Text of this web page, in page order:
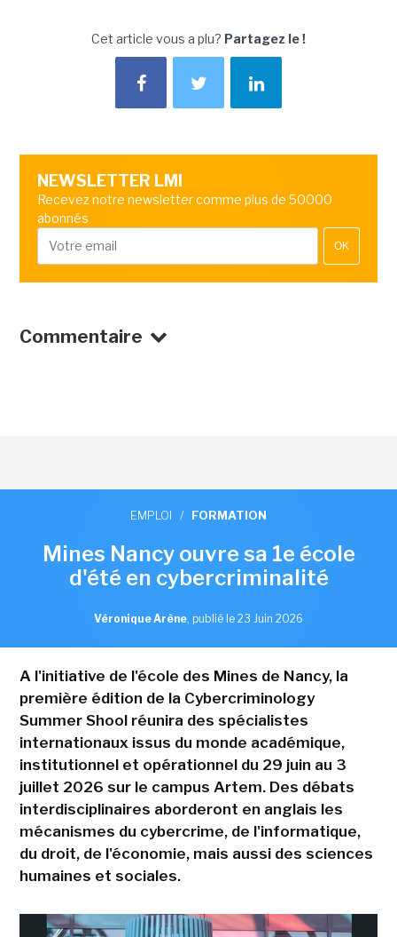
Cet article vous a plu? Partagez le !
NEWSLETTER LMI
Recevez notre newsletter comme plus de 50000
abonnés
OK
Commentaire
EMPLOI / FORMATION
Mines Nancy ouvre sa 1e école
d'été en cybercriminalité
Véronique Arène, publié le 23 Juin 2026
A l'initiative de l'école des Mines de Nancy, la
première édition de la Cybercriminology
Summer Shool réunira des spécialistes
internationaux issus du monde académique,
institutionnel et opérationnel du 29 juin au 3
juillet 2026 sur le campus Artem. Des débats
interdisciplinaires aborderont en anglais les
mécanismes du cybercrime, de l'informatique,
du droit, de l'économie, mais aussi des sciences
humaines et sociales.